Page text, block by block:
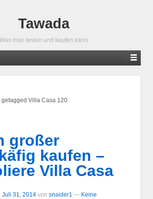
Tawada
Was man testen und kaufen kann
getagged Villa Casa 120
großer
kaufen –
Villa Casa
Juli 31, 2014 von snaider1 — Keine